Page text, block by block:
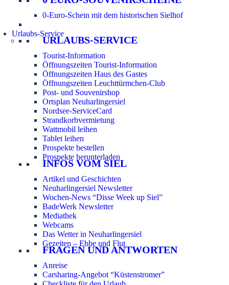
0-Euro-Schein mit dem historischen Sielhof
Urlaubs-Service
URLAUBS-SERVICE
Tourist-Information
Öffnungszeiten Tourist-Information
Öffnungszeiten Haus des Gastes
Öffnungszeiten Leuchttürmchen-Club
Post- und Souvenirshop
Ortsplan Neuharlingersiel
Nordsee-ServiceCard
Strandkorbvermietung
Wattmobil leihen
Tablet leihen
Prospekte bestellen
Prospekte herunterladen
INFOS VOM SIEL
Artikel und Geschichten
Neuharlingersiel Newsletter
Wochen-News “Disse Week up Siel”
BadeWerk Newsletter
Mediathek
Webcams
Das Wetter in Neuharlingersiel
Gezeiten – Ebbe und Flut
FRAGEN UND ANTWORTEN
Anreise
Carsharing-Angebot “Küstenstromer”